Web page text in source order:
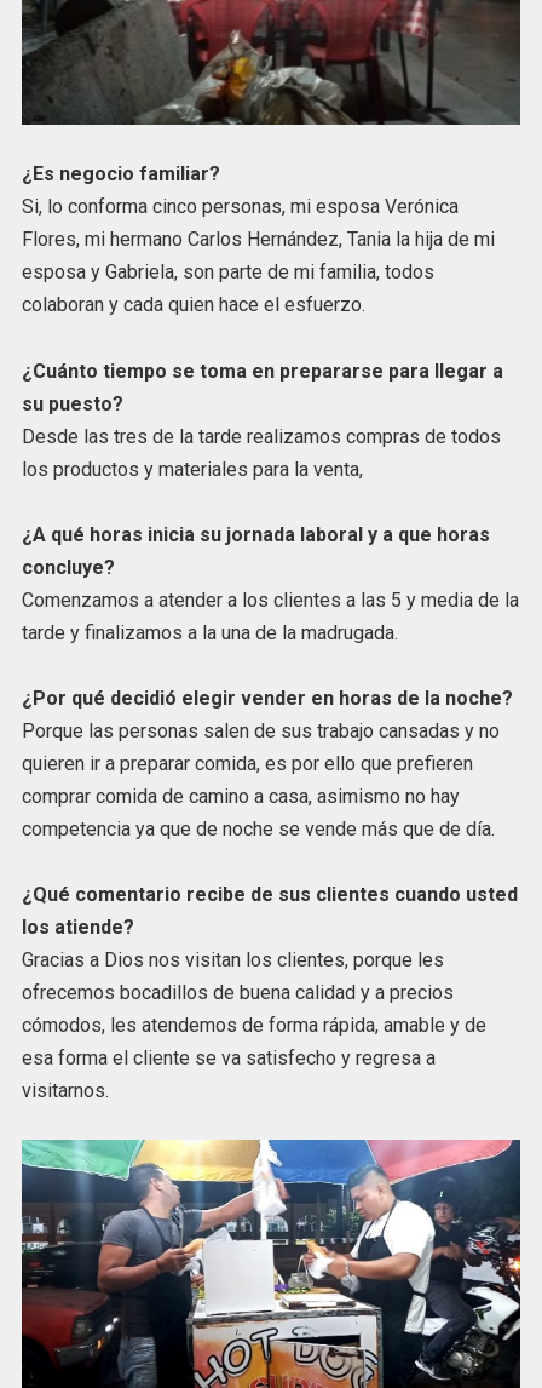
¿Es negocio familiar?
Si, lo conforma cinco personas, mi esposa Verónica
Flores, mi hermano Carlos Hernández, Tania la hija de mi
esposa y Gabriela, son parte de mi familia, todos
colaboran y cada quien hace el esfuerzo.
¿Cuánto tiempo se toma en prepararse para llegar a
su puesto?
Desde las tres de la tarde realizamos compras de todos
los productos y materiales para la venta,
¿A qué horas inicia su jornada laboral y a que horas
concluye?
Comenzamos a atender a los clientes a las 5 y media de la
tarde y finalizamos a la una de la madrugada.
¿Por qué decidió elegir vender en horas de la noche?
Porque las personas salen de sus trabajo cansadas y no
quieren ir a preparar comida, es por ello que prefieren
comprar comida de camino a casa, asimismo no hay
competencia ya que de noche se vende más que de día.
¿Qué comentario recibe de sus clientes cuando usted
los atiende?
Gracias a Dios nos visitan los clientes, porque les
ofrecemos bocadillos de buena calidad y a precios
cómodos, les atendemos de forma rápida, amable y de
esa forma el cliente se va satisfecho y regresa a
visitarnos.